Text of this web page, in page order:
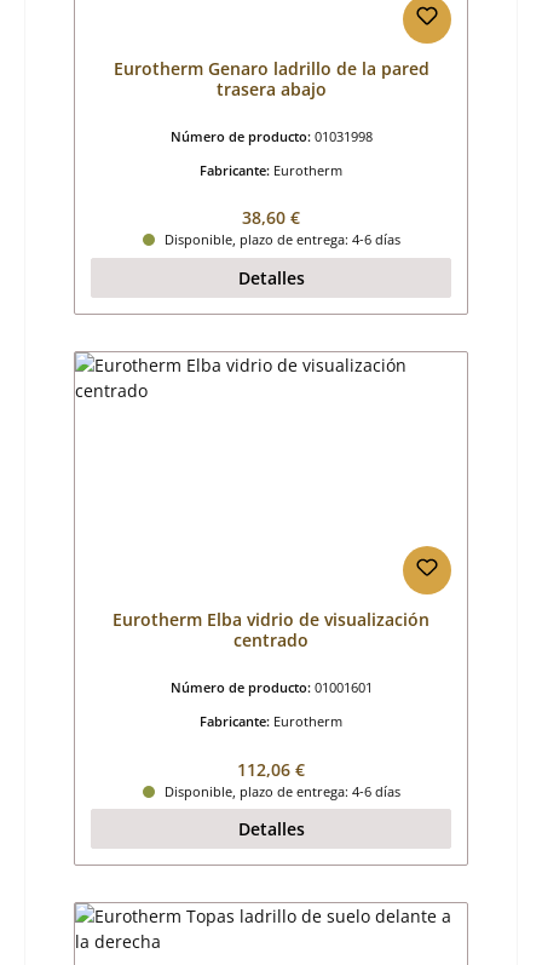
Eurotherm Genaro ladrillo de la pared
trasera abajo
Número de producto: 01031998
Fabricante: Eurotherm
Precio normal:
38,60 €
Disponible, plazo de entrega: 4-6 días
Detalles
Eurotherm Elba vidrio de visualización
centrado
Número de producto: 01001601
Fabricante: Eurotherm
Precio normal:
112,06 €
Disponible, plazo de entrega: 4-6 días
Detalles